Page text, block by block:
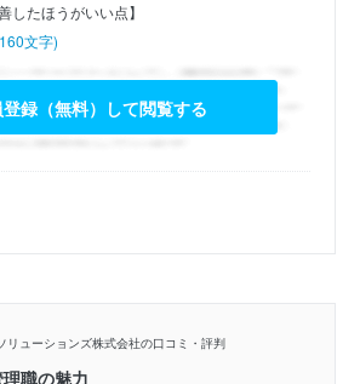
したほうがいい点】
文字)
録（無料）して閲覧する
リューションズ株式会社の口コミ・評判
職の魅力